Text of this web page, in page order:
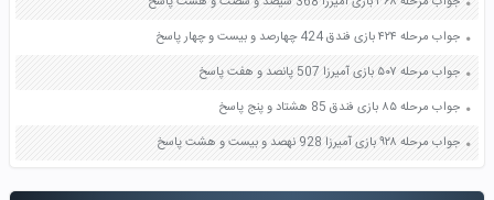
جواب مرحله ۴۲۴ بازی فندق 424 چهارصد و بیست و چهار پاسخ
جواب مرحله ۵۰۷ بازی آمیرزا 507 پانصد و هفت پاسخ
جواب مرحله ۸۵ بازی فندق 85 هشتاد و پنج پاسخ
جواب مرحله ۹۲۸ بازی آمیرزا 928 نهصد و بیست و هشت پاسخ